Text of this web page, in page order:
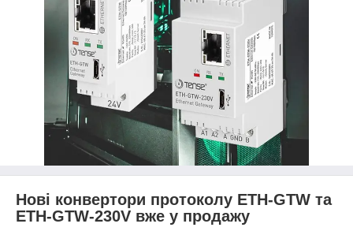
Нові конвертори протоколу ETH-GTW та
ETH-GTW-230V вже у продажу